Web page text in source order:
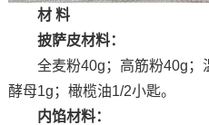
材 料
披萨皮材料：
全麦粉40g；高筋粉40g；
酵母1g；橄榄油1/2小匙。
内馅材料：